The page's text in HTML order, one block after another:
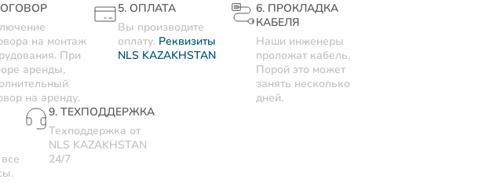
на монтаж
При
аренды,
на аренду.
5. ОПЛАТА
Вы производите
оплату. Реквизиты
NLS KAZAKHSTAN
6. ПРОКЛАДКА
КАБЕЛЯ
Наши инженеры
проложат кабель.
Порой это может
занять несколько
дней.
9. ТЕХПОДДЕРЖКА
Техподдержка от
NLS KAZAKHSTAN
24/7